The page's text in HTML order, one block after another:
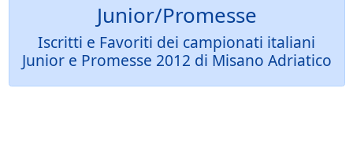
Junior/Promesse
Iscritti e Favoriti dei campionati italiani
Junior e Promesse 2012 di Misano Adriatico